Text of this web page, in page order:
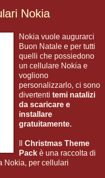
Nokia
Nokia vuole augurarci
Buon Natale e per tutti
quelli che possiedono
un cellulare Nokia e
vogliono
personalizzarlo, ci sono
divertenti temi natalizi
da scaricare e
installare
gratuitamente.
Christmas Theme
Pack è una raccolta di
Nokia, per cellulari